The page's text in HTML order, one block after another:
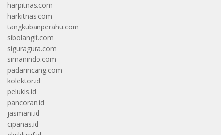
harpitnas.com
harkitnas.com
tangkubanperahu.com
sibolangit.com
siguragura.com
simanindo.com
padarincang.com
kolektor.id
pelukis.id
pancoran.id
jasmani.id
cipanas.id